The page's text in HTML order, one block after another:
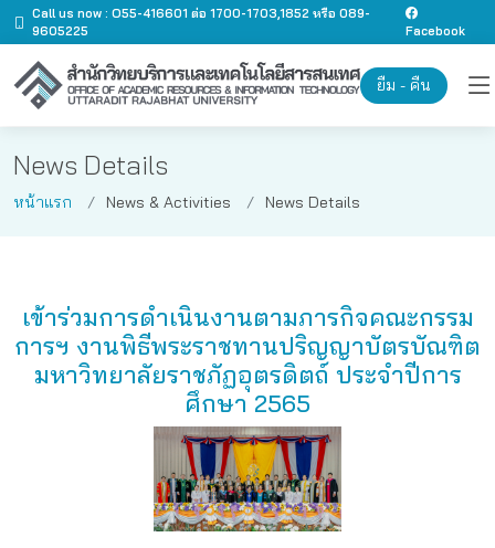
Call us now : O55-416601 ต่อ 1700-1703,1852 หรือ 089-
9605225
Facebook
ยืม - คืน
News Details
หน้าแรก News & Activities News Details
เข้าร่วมการดำเนินงานตามภารกิจคณะกรรม
การฯ งานพิธีพระราชทานปริญญาบัตรบัณฑิต
มหาวิทยาลัยราชภัฏอุตรดิตถ์ ประจำปีการ
ศึกษา​ 2565